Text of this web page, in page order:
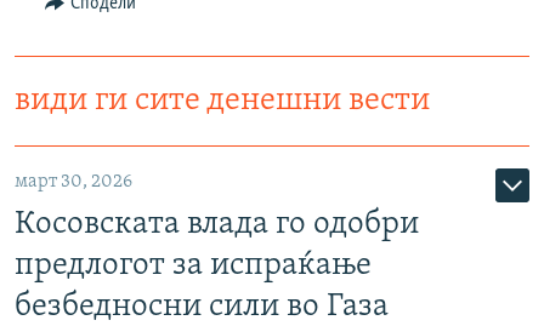
види ги сите денешни вести
март 30, 2026
Косовската влада го одобри
предлогот за испраќање
безбедносни сили во Газа